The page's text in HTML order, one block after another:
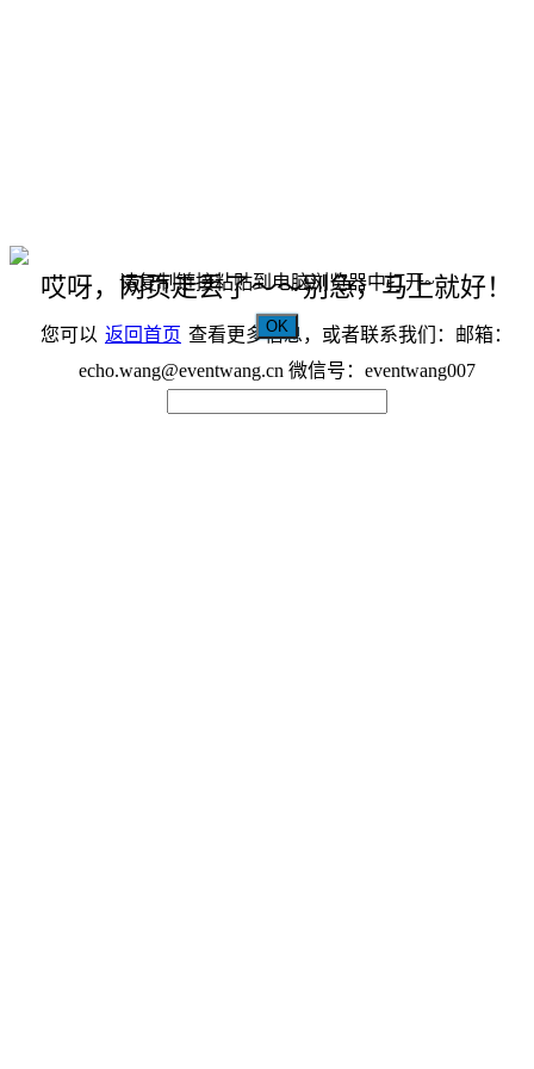
哎呀，网页走丢了～～别急，马上就好！
您可以 返回首页 查看更多信息，或者联系我们：邮箱：
echo.wang@eventwang.cn 微信号：eventwang007
请复制链接粘贴到电脑浏览器中打开~
OK